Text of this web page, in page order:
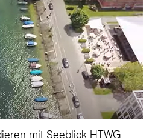
mit Seeblick HTWG